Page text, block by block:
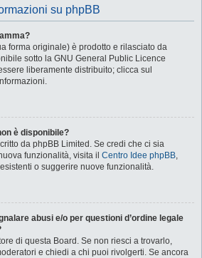
su phpBB
forma originale) è prodotto e rilasciato da
sotto la GNU General Public Licence
liberamente distribuito; clicca sul
è disponibile?
da phpBB Limited. Se credi che ci sia
funzionalità, visita il Centro Idee phpBB,
o suggerire nuove funzionalità.
abusi e/o per questioni d’ordine legale
di questa Board. Se non riesci a trovarlo,
e chiedi a chi puoi rivolgerti. Se ancora